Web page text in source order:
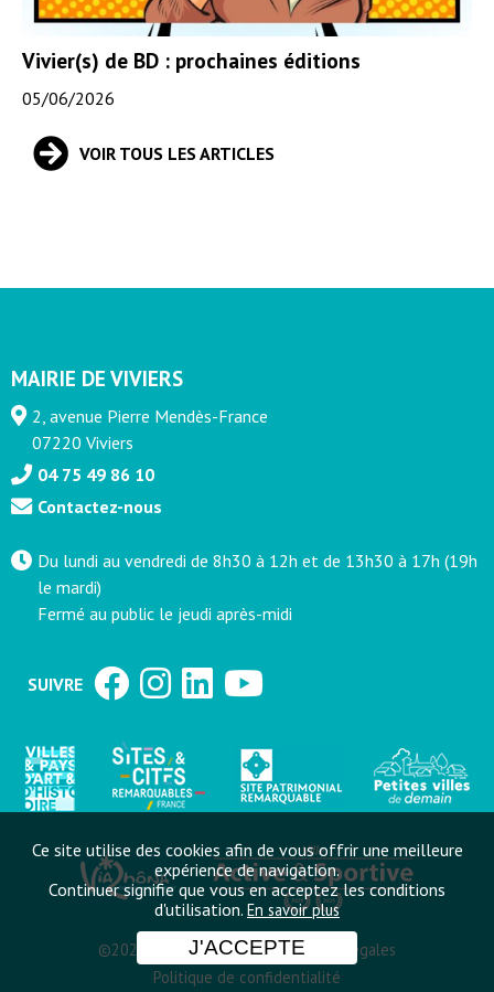
Vivier(s) de BD : prochaines éditions
05/06/2026
VOIR TOUS LES ARTICLES
MAIRIE DE VIVIERS
2, avenue Pierre Mendès-France
07220 Viviers
04 75 49 86 10
Contactez-nous
Du lundi au vendredi de 8h30 à 12h et de 13h30 à 17h (19h
le mardi)
Fermé au public le jeudi après-midi
SUIVRE
©2022 Mairie de Viviers
Mentions légales
Politique de confidentialité
Ce site utilise des cookies afin de vous offrir une meilleure
expérience de navigation.
Continuer signifie que vous en acceptez les conditions
d'utilisation. En savoir plus
J'ACCEPTE